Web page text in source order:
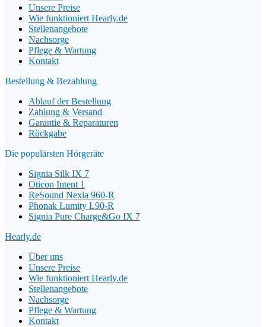
Unsere Preise
Wie funktioniert Hearly.de
Stellenangebote
Nachsorge
Pflege & Wartung
Kontakt
Bestellung & Bezahlung
Ablauf der Bestellung
Zahlung & Versand
Garantie & Reparaturen
Rückgabe
Die populärsten Hörgeräte
Signia Silk IX 7
Oticon Intent 1
ReSound Nexia 960-R
Phonak Lumity L90-R
Signia Pure Charge&Go IX 7
Hearly.de
Über uns
Unsere Preise
Wie funktioniert Hearly.de
Stellenangebote
Nachsorge
Pflege & Wartung
Kontakt